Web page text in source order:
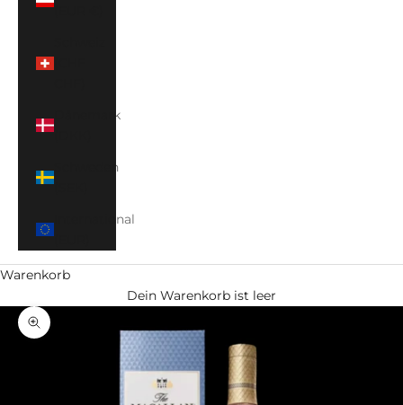
Dänemark
Schweden
International
Warenkorb
Dein Warenkorb ist leer
Bild vergrößern